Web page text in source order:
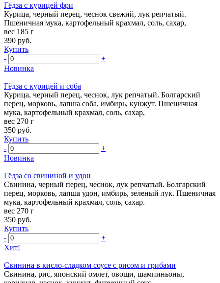
Гёдза с курицей фри
Курица, черный перец, чеснок свежий, лук репчатый.
Пшеничная мука, картофельный крахмал, соль, сахар,
вес 185 г
390 руб.
Купить
-
+
Новинка
Гёдза с курицей и соба
Курица, черный перец, чеснок, лук репчатый. Болгарский
перец, морковь, лапша соба, имбирь, кунжут. Пшеничная
мука, картофельный крахмал, соль, сахар,
вес 270 г
350 руб.
Купить
-
+
Новинка
Гёдза со свининой и удон
Свинина, черный перец, чеснок, лук репчатый. Болгарский
перец, морковь, лапша удон, имбирь, зеленый лук. Пшеничная
мука, картофельный крахмал, соль, сахар.
вес 270 г
350 руб.
Купить
-
+
Хит!
Свинина в кисло-сладком соусе с рисом и грибами
Свинина, рис, японский омлет, овощи, шампиньоны,